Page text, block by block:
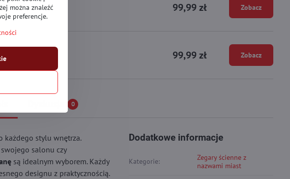
0
każdego stylu wnętrza.
salonu czy
są idealnym wyborem. Każdy
designu z praktycznością.
Dodatkowe informacje
Kategorie:
Zegary ścienne z
nazwami miast
99,99 zł Zobacz
99,99 zł Zobacz
można znaleźć
preferencje.